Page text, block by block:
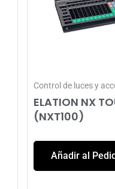
Control de luces y
ELATION NX
(NXT100)
Añadir al